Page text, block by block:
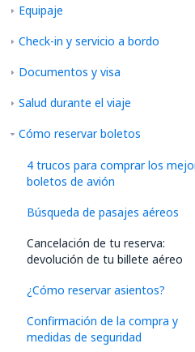
Equipaje
Check-in y servicio a bordo
Documentos y visa
Salud durante el viaje
Cómo reservar boletos
4 trucos para comprar los
boletos de avión
Búsqueda de pasajes aéreos
Cancelación de tu reserva:
devolución de tu billete aéreo
¿Cómo reservar asientos?
Confirmación de la compra y
medidas de seguridad